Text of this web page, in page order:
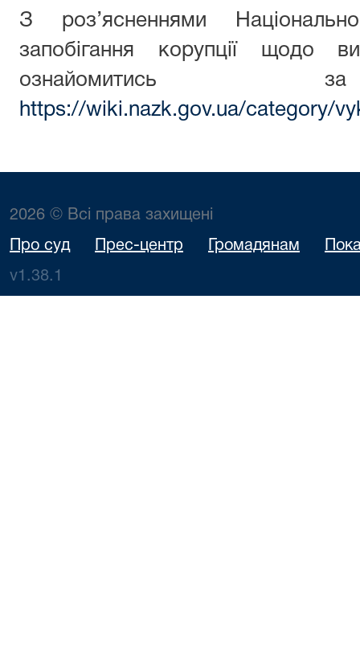
З роз’ясненнями
запобігання корупції щодо
ознайомитись
https://wiki.nazk.gov.ua/category/
2026 © Всі права захищені
Про суд Прес-центр Громадянам
v1.38.1